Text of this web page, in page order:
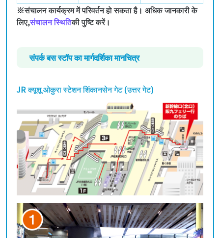
※संचालन कार्यक्रम में परिवर्तन हो सकता है। अधिक जानकारी के
लिए,संचालन स्थितिकी पुष्टि करें।
संपर्क बस स्टॉप का मार्गदर्शिका मानचित्र
JR क्यूशू ओकुरा स्टेशन शिंकानसेन गेट (उत्तर गेट)